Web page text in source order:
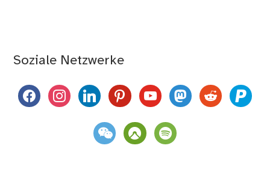
Soziale Netzwerke
facebookinstagramlinkedinpinterestyoutubemastodon
reddit paypal
weixin komootspotify